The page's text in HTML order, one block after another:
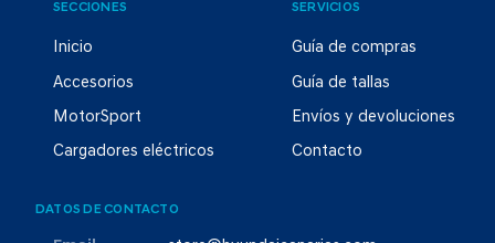
SECCIONES
Inicio
Accesorios
MotorSport
Cargadores eléctricos
SERVICIOS
Guía de compras
Guía de tallas
Envíos y devoluciones
Contacto
DATOS DE CONTACTO